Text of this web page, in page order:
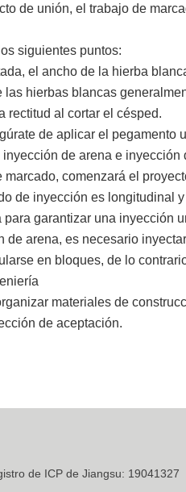
de unión, el trabajo de
siguientes puntos:
el ancho de la hierba
hierbas blancas
rectitud al cortar el césped.
de aplicar el pegamento
de arena e
comenzará el
de inyección es longitudinal
garantizar una inyección
de arena, es necesario
en bloques, de lo
materiales de
de aceptación.
de ICP de Jiangsu: 19041327